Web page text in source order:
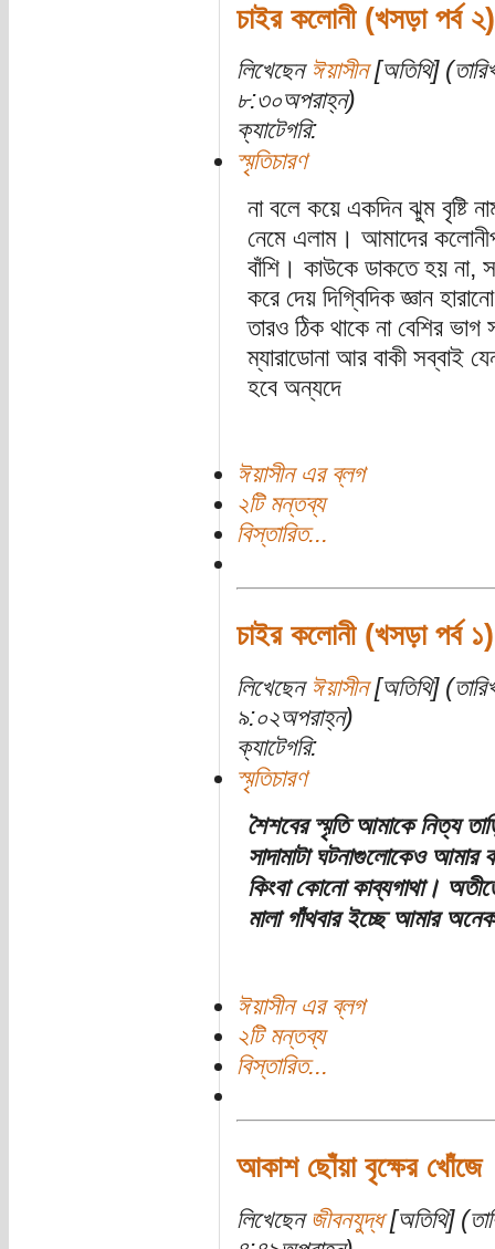
চাইর কলোনী (খসড়া পর্ব ২)
লিখেছেন ঈয়াসীন[অতিথি]
৮:৩০অপরাহ্ন)
ক্যাটেগরি:
স্মৃতিচারণ
না বলে কয়ে একদিন ঝুম বৃষ্টি
নেমে এলাম। আমাদের
বাঁশি। কাউকে ডাকতে হয় না,
করে দেয় দিগ্বিদিক জ্ঞান
তারও ঠিক থাকে না বেশির
ম্যারাডোনা আর বাকী সব্বাই
হবে অন্যদে
ঈয়াসীন এর ব্লগ
২টি মন্তব্য
বিস্তারিত...
চাইর কলোনী (খসড়া পর্ব ১)
লিখেছেন ঈয়াসীন[অতিথি]
৯:০২অপরাহ্ন)
ক্যাটেগরি:
স্মৃতিচারণ
শৈশবের স্মৃতি আমাকে নিত্য
সাদামাটা ঘটনাগুলোকেও আমার
কিংবা কোনো কাব্যগাথা।
মালা গাঁথবার ইচ্ছে আমার
ঈয়াসীন এর ব্লগ
২টি মন্তব্য
বিস্তারিত...
আকাশ ছোঁয়া বৃক্ষের খোঁজে
লিখেছেন জীবনযুদ্ধ[অতিথি]